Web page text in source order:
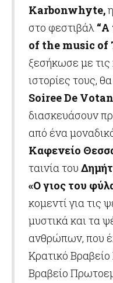
Karbonwhyte,
στο φεστιβάλ “A
of the music of
ξεσήκωσε με
ιστορίες τους,
SoireeDe
διασκευάσουν
από ένα
Καφενείο
ταινία του
«Ο γιος του
κομεντί για τις
μυστικά και τα
ανθρώπων, που
Κρατικό
Βραβείο